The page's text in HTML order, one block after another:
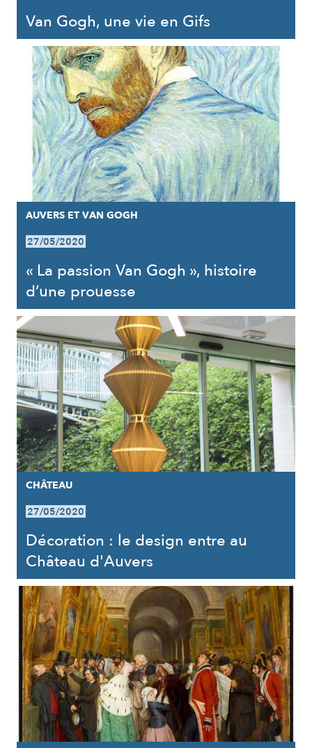
Van Gogh, une vie en Gifs
AUVERS ET VAN GOGH
27/05/2020
« La passion Van Gogh », histoire
d’une prouesse
CHÂTEAU
27/05/2020
Décoration : le design entre au
Château d'Auvers